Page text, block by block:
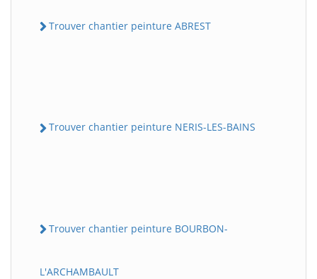
Trouver chantier peinture ABREST
Trouver chantier peinture NERIS-LES-BAINS
Trouver chantier peinture BOURBON-
L'ARCHAMBAULT